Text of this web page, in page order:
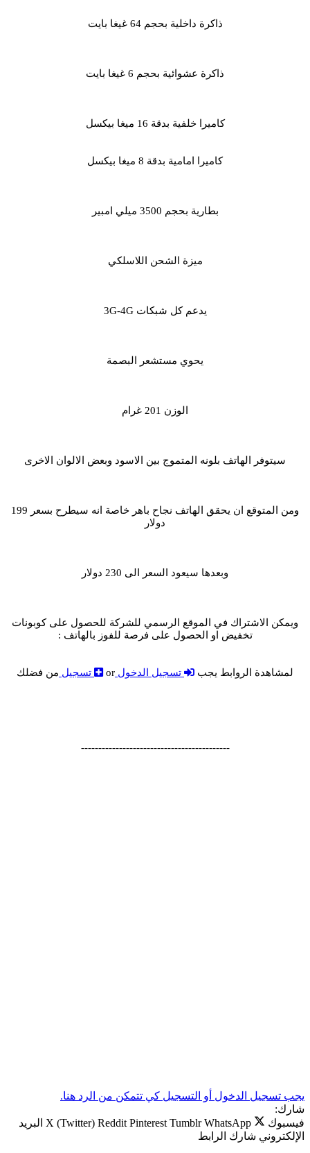
ذاكرة داخلية بحجم 64 غيغا بايت
ذاكرة عشوائية بحجم 6 غيغا بايت
كاميرا خلفية بدقة 16 ميغا بيكسل
كاميرا امامية بدقة 8 ميغا بيكسل
بطارية بحجم 3500 ميلي امبير
ميزة الشحن اللاسلكي
يدعم كل شبكات 3G-4G
يحوي مستشعر البصمة
الوزن 201 غرام
سيتوفر الهاتف بلونه المتموج بين الاسود وبعض الالوان الاخرى
ومن المتوقع ان يحقق الهاتف نجاح باهر خاصة انه سيطرح بسعر 199
دولار
وبعدها سيعود السعر الى 230 دولار
ويمكن الاشتراك في الموقع الرسمي للشركة للحصول على كوبونات
تخفيض او الحصول على فرصة للفوز بالهاتف :
لمشاهدة الروابط يجب تسجيل الدخول or تسجيل من فضلك
-------------------------------------------
يجب تسجيل الدخول أو التسجيل كي تتمكن من الرد هنا.
شارك:
فيسبوك
X (Twitter) Reddit Pinterest Tumblr WhatsApp
البريد
الإلكتروني شارك الرابط